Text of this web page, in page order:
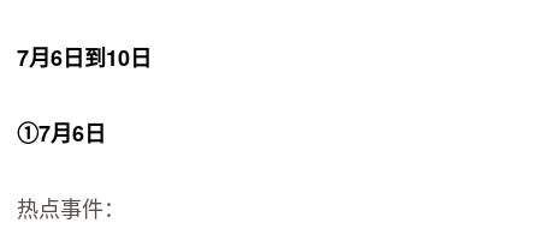
7月6日到10日
①7月6日
热点事件：